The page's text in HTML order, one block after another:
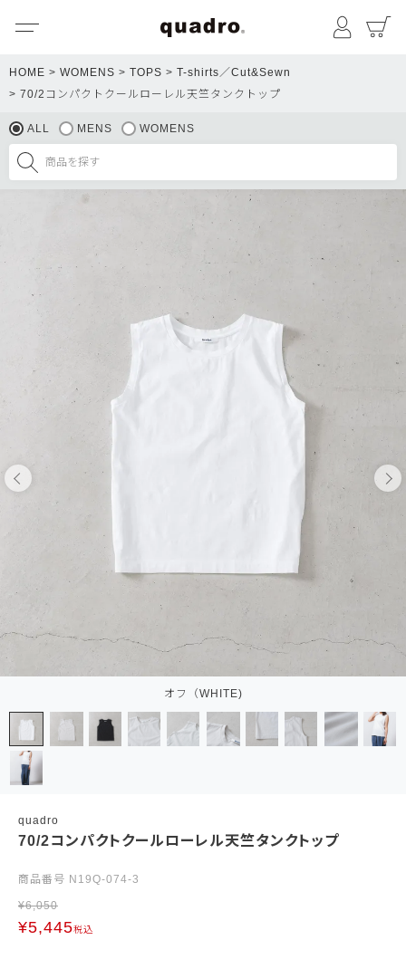
マイペ
HOME WOMENS TOPS
T-shirts／Cut&Sewn
70/2コンパクトクールローレル天竺タンクトップ
ALL MENS WOMENS
オフ（WHITE)
quadro
70/2コンパクトクールローレル天竺タンクトップ
商品番号 N19Q-074-3
¥6,050
¥5,445税込